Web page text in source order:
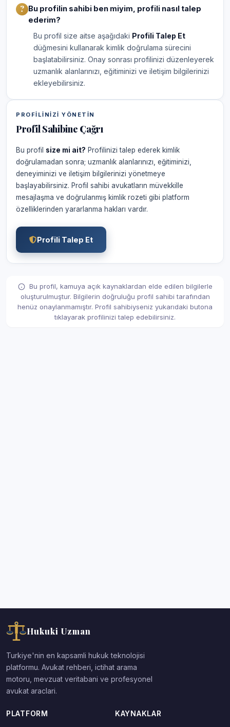
Bu profilin sahibi ben miyim, profili nasıl talep
ederim?
Bu profil size aitse aşağıdaki Profili Talep Et
düğmesini kullanarak kimlik doğrulama sürecini
başlatabilirsiniz. Onay sonrası profilinizi düzenleyerek
uzmanlık alanlarınızı, eğitiminizi ve iletişim bilgilerinizi
ekleyebilirsiniz.
PROFILINIZI YÖNETIN
Profil Sahibine Çağrı
Bu profil size mi ait? Profilinizi talep ederek kimlik
doğrulamadan sonra; uzmanlık alanlarınızı, eğitiminizi,
deneyiminizi ve iletişim bilgilerinizi yönetmeye
başlayabilirsiniz. Profil sahibi avukatların müvekkille
mesajlaşma ve doğrulanmış kimlik rozeti gibi platform
özelliklerinden yararlanma hakları vardır.
Profili Talep Et
Bu profil, kamuya açık kaynaklardan elde edilen bilgilerle
oluşturulmuştur. Bilgilerin doğruluğu profil sahibi tarafından
henüz onaylanmamıştır. Profil sahibiyseniz yukarıdaki butona
tıklayarak profilinizi talep edebilirsiniz.
Hukuki Uzman
Turkiye'nin en kapsamli hukuk teknolojisi
platformu. Avukat rehberi, ictihat arama
motoru, mevzuat veritabani ve profesyonel
avukat araclari.
PLATFORM KAYNAKLAR